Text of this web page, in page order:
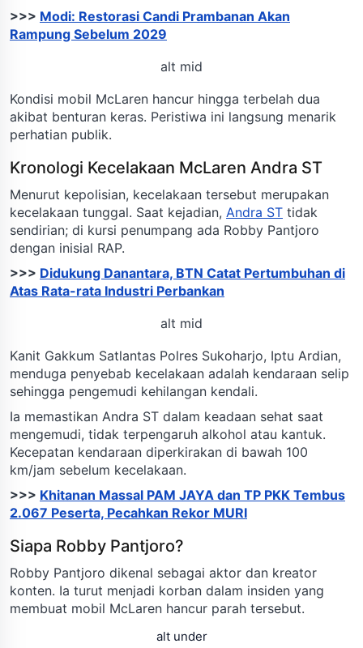
>>> Modi: Restorasi Candi Prambanan Akan
Rampung Sebelum 2029
alt mid
Kondisi mobil McLaren hancur hingga terbelah dua
akibat benturan keras. Peristiwa ini langsung menarik
perhatian publik.
Kronologi Kecelakaan McLaren Andra ST
Menurut kepolisian, kecelakaan tersebut merupakan
kecelakaan tunggal. Saat kejadian, Andra ST tidak
sendirian; di kursi penumpang ada Robby Pantjoro
dengan inisial RAP.
>>> Didukung Danantara, BTN Catat Pertumbuhan di
Atas Rata-rata Industri Perbankan
alt mid
Kanit Gakkum Satlantas Polres Sukoharjo, Iptu Ardian,
menduga penyebab kecelakaan adalah kendaraan selip
sehingga pengemudi kehilangan kendali.
Ia memastikan Andra ST dalam keadaan sehat saat
mengemudi, tidak terpengaruh alkohol atau kantuk.
Kecepatan kendaraan diperkirakan di bawah 100
km/jam sebelum kecelakaan.
>>> Khitanan Massal PAM JAYA dan TP PKK Tembus
2.067 Peserta, Pecahkan Rekor MURI
Siapa Robby Pantjoro?
Robby Pantjoro dikenal sebagai aktor dan kreator
konten. Ia turut menjadi korban dalam insiden yang
membuat mobil McLaren hancur parah tersebut.
alt under